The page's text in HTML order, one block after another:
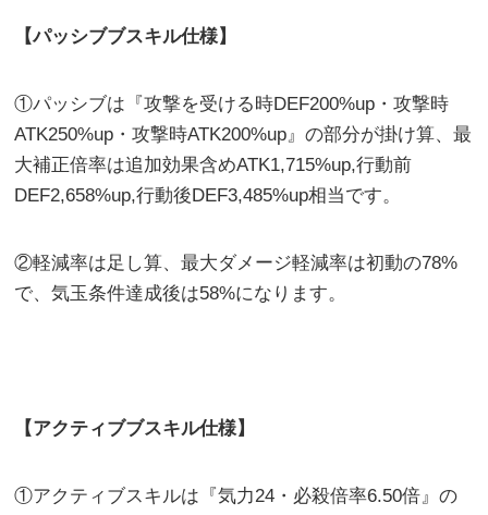
【パッシブブスキル仕様】
①パッシブは『攻撃を受ける時DEF200%up・攻撃時
ATK250%up・攻撃時ATK200%up』の部分が掛け算、最
大補正倍率は追加効果含めATK1,715%up,行動前
DEF2,658%up,行動後DEF3,485%up相当です。
②軽減率は足し算、最大ダメージ軽減率は初動の78%
で、気玉条件達成後は58%になります。
【アクティブブスキル仕様】
①アクティブスキルは『気力24・必殺倍率6.50倍』の